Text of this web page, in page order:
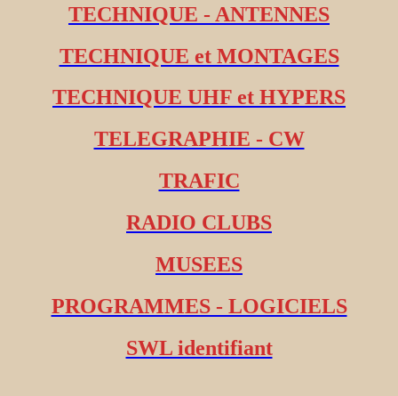
TECHNIQUE - ANTENNES
TECHNIQUE et MONTAGES
TECHNIQUE UHF et HYPERS
TELEGRAPHIE - CW
TRAFIC
RADIO CLUBS
MUSEES
PROGRAMMES - LOGICIELS
SWL identifiant